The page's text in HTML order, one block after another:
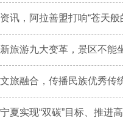
资讯，阿拉善盟打响“苍天
新旅游九大变革，景区不能
文旅融合，传播民族优秀传
宁夏实现“双碳”目标、推进